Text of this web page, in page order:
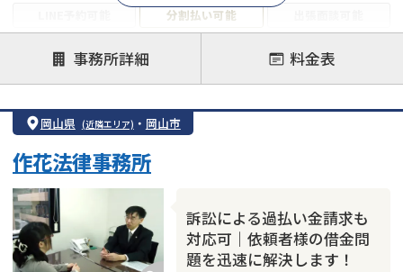
分割払い可能
借金返済相談・交渉
自己破産
任意整理
個人再生
時効援用
会社破産・法人破産
カードローン
事務所詳細 料金表
岡山県 (近隣エリア) ・ 岡山市
訴訟による過払い金請求も
対応可｜依頼者様の借金問
題を迅速に解決します！
作花法律事務所